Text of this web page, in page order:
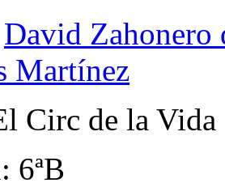
David Zahonero
Martínez
Circ de la Vida
6ªB